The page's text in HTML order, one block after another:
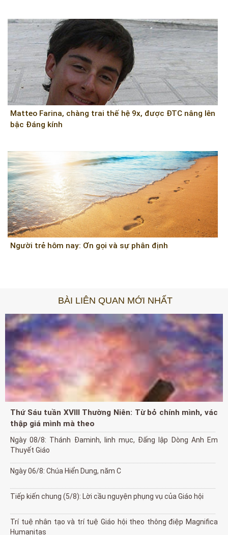
Matteo Farina, chàng trai thế hệ 9x, được ĐTC nâng lên
bậc Đáng kính
Người trẻ hôm nay: Ơn gọi và sự phân định
BÀI LIÊN QUAN MỚI NHẤT
Thứ Sáu tuần XVIII Thường Niên: Từ bỏ chính mình, vác
thập giá mình mà theo
Ngày 08/8: Thánh Đaminh, linh mục, Đấng lập Dòng Anh Em
Thuyết Giáo
Ngày 06/8: Chúa Hiển Dung, năm C
Tiếp kiến chung (5/8): Lời cầu nguyện phụng vụ của Giáo hội
Trí tuệ nhân tạo và trí tuệ Giáo hội theo thông điệp Magnifica
Humanitas